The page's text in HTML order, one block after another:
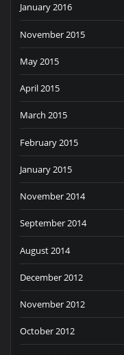
January 2016
November 2015
May 2015
April 2015
March 2015
February 2015
January 2015
November 2014
September 2014
August 2014
December 2012
November 2012
October 2012